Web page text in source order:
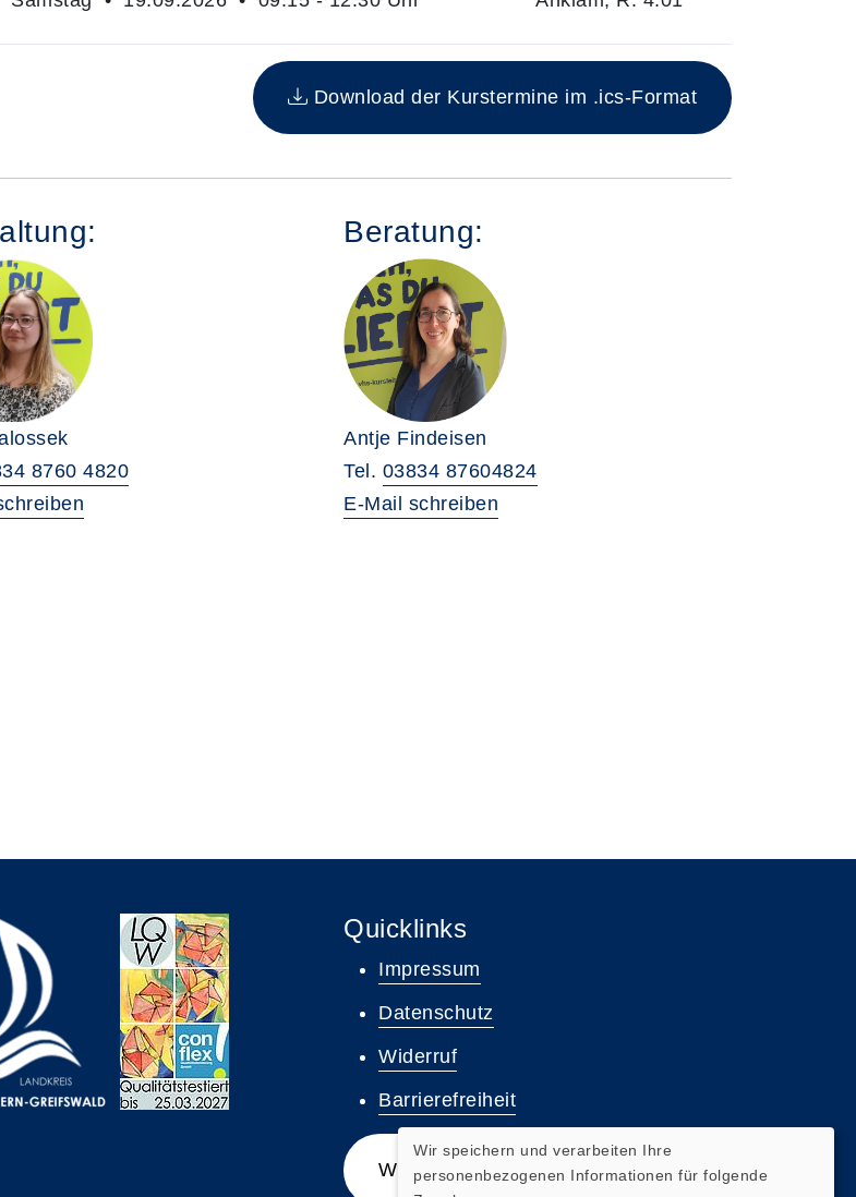
gibt es 4 Termine zum diesen Kurs
Download der Kurstermine im .ics-Format
8760 4820
Beratung:
Antje Findeisen
Tel. 03834 87604824
E-Mail schreiben
Quicklinks
Impressum
Datenschutz
Widerruf
Barrierefreiheit
Widerrufsformular
Wir speichern und verarbeiten Ihre
personenbezogenen Informationen für folgende